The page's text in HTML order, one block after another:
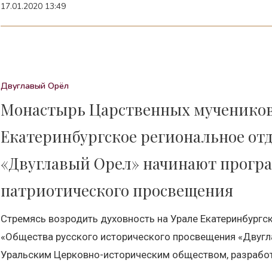
17.01.2020 13:49
Двуглавый Орёл
Монастырь Царственных
Екатеринбургское региональное
«Двуглавый Орел» начинают
патриотического просвещения
Стремясь возродить духовность на Урале
«Общества русского исторического просвещения
Уральским Церковно-историческим обществом,